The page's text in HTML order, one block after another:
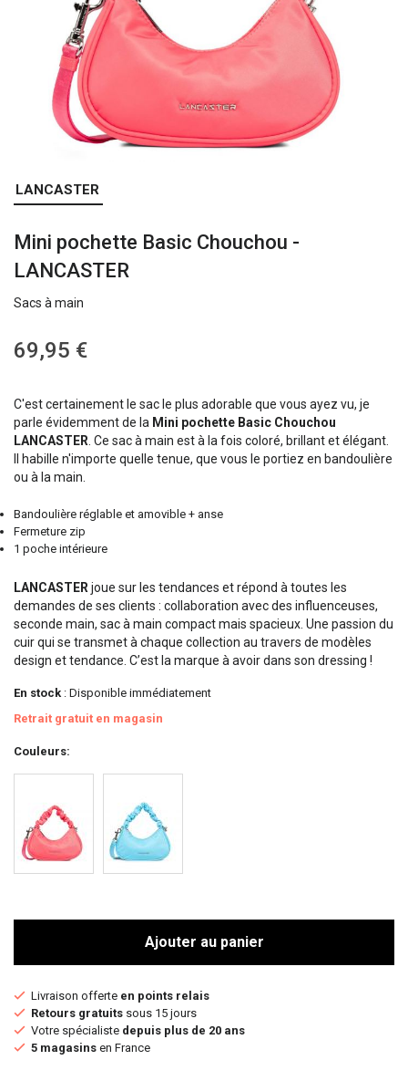
Skip
to
beginning
of
the
images
LANCASTER
Mini pochette Basic Chouchou -
LANCASTER
Sacs à main
69,95 €
C'est certainement le sac le plus adorable que vous ayez vu, je
parle évidemment de la Mini pochette Basic Chouchou
LANCASTER . Ce sac à main est à la fois coloré, brillant et élégant.
Il habille n'importe quelle tenue, que vous le portiez en bandoulière
ou à la main.
Bandoulière réglable et amovible + anse
Fermeture zip
1 poche intérieure
LANCASTERjoue sur les tendances et répond à toutes les
demandes de ses clients : collaboration avec des influenceuses,
seconde main, sac à main compact mais spacieux. Une passion du
cuir qui se transmet à chaque collection au travers de modèles
design et tendance. C’est la marque à avoir dans son dressing !
En stock : Disponible immédiatement
Retrait gratuit en magasin
Couleurs
Ajouter au panier
Livraison offerte en points relais
Retours gratuits sous 15 jours
Votre spécialiste depuis plus de 20 ans
5 magasins en France